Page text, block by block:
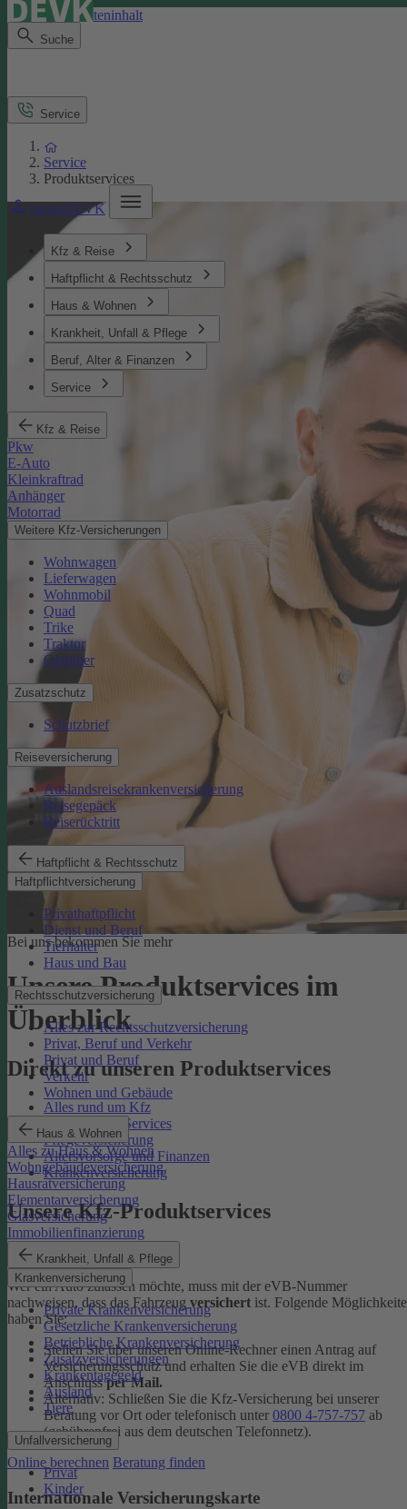
Direkt zum Seiteninhalt
Suche
meineDEVK
Kfz & Reise
Haftpflicht & Rechtsschutz
Haus & Wohnen
Krankheit, Unfall & Pflege
Beruf, Alter & Finanzen
Service
Kfz & Reise
Pkw
E-Auto
Kleinkraftrad
Anhänger
Motorrad
Weitere Kfz-Versicherungen
Wohnwagen
Lieferwagen
Wohnmobil
Quad
Trike
Traktor
Oldtimer
Zusatzschutz
Schutzbrief
Reiseversicherung
Auslandsreisekrankenversicherung
Reisegepäck
Reiserücktritt
Haftpflicht & Rechtsschutz
Haftpflichtversicherung
Privathaftpflicht
Dienst und Beruf
Tierhalter
Haus und Bau
Rechtsschutzversicherung
Alles zur Rechtsschutzversicherung
Privat, Beruf und Verkehr
Privat und Beruf
Verkehr
Wohnen und Gebäude
Haus & Wohnen
Alles zu Haus & Wohnen
Wohngebäudeversicherung
Hausratversicherung
Elementarversicherung
Glasversicherung
Immobilienfinanzierung
Krankheit, Unfall & Pflege
Krankenversicherung
Private Krankenversicherung
Gesetzliche Krankenversicherung
Betriebliche Krankenversicherung
Zusatzversicherungen
Krankentagegeld
Ausland
Tiere
Unfallversicherung
Privat
Kinder
Service
Service
Produktservices
Bei uns bekommen Sie mehr
Unsere Produktservices im
Überblick
Direkt zu unseren Produktservices
Alles rund um Kfz
Rechtsschutz-Services
Pflegeversicherung
Altersvorsorge und Finanzen
Krankenversicherung
Unsere Kfz-Produktservices
eVB-Nummer
Wer ein Auto zulassen möchte, muss mit der eVB-Nummer
nachweisen, dass das Fahrzeug versichert ist. Folgende
haben Sie:
Stellen Sie über unseren Online-Rechner einen Antrag auf
Versicherungsschutz und erhalten Sie die eVB direkt im
Anschlussper Mail.
Alternativ: Schließen Sie die Kfz-​Versicherung bei unserer
Beratung vor Ort oder telefonisch unter 0800 4-​757-757 ab
(gebührenfrei aus dem deutschen Telefonnetz).
Online berechnen Beratung finden
Internationale Versicherungskarte